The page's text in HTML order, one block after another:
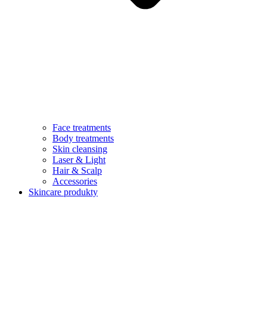
Face treatments
Body treatments
Skin cleansing
Laser & Light
Hair & Scalp
Accessories
Skincare produkty